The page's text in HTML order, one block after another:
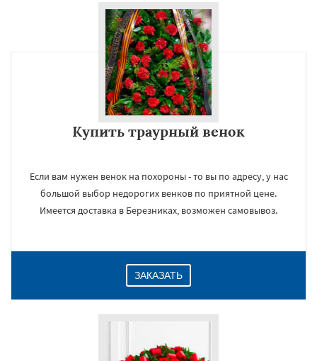
Купить траурный венок
Если вам нужен венок на похороны - то вы по адресу, у нас
большой выбор недорогих венков по приятной цене.
Имеется доставка в Березниках, возможен самовывоз.
ЗАКАЗАТЬ